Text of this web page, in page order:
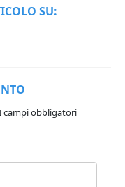
SU:
campi obbligatori